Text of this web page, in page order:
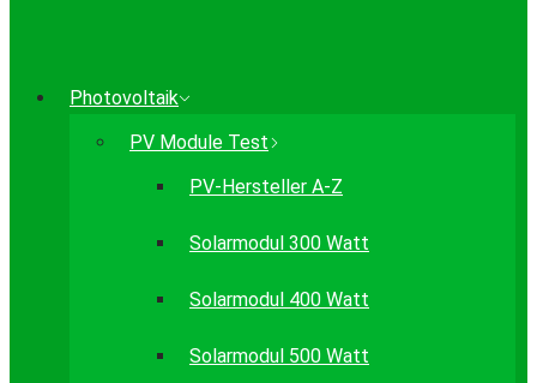
Photovoltaik
PV Module Test
PV-Hersteller A-Z
Solarmodul 300 Watt
Solarmodul 400 Watt
Solarmodul 500 Watt